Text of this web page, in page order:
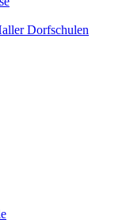
Dorfschulen